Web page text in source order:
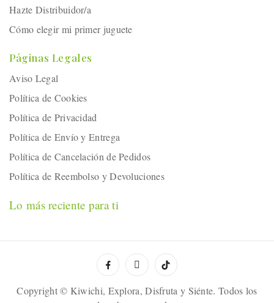
Hazte Distribuidor/a
Cómo elegir mi primer juguete
Páginas Legales
Aviso Legal
Política de Cookies
Política de Privacidad
Política de Envío y Entrega
Política de Cancelación de Pedidos
Política de Reembolso y Devoluciones
Lo más reciente para ti
Copyright © Kiwichi, Explora, Disfruta y Siénte. Todos los